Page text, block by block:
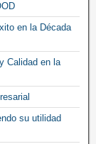
en la Década
Calidad en la
su utilidad